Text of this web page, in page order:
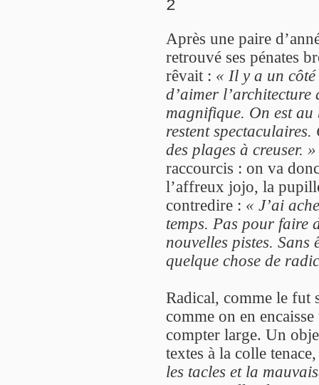
2
Après une paire
retrouvé ses pénates
rêvait : « Il y a un
d’aimer l’architecture
magnifique. On est
restent
des plages à creuser. »
raccourcis : on va
l’affreux jojo, la
contredire : « J’ai
temps. Pas pour faire
nouvelles pistes. Sans
quelque chose de
Radical, comme le fut
comme on en
compter large. Un
textes à la colle
les tacles et la